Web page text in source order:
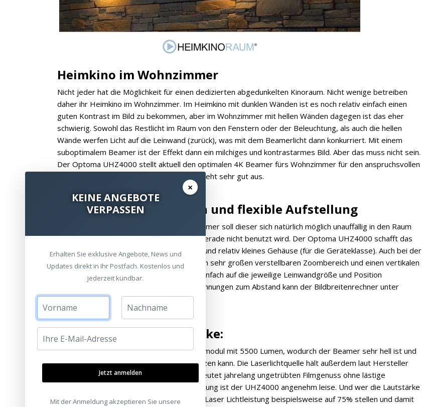
Heimkino im Wohnzimmer
Nicht jeder hat die Möglichkeit für einen dedizierten abgedunkelten Kinoraum. Nicht wenige betreiben
daher ihr Heimkino im Wohnzimmer. Im Heimkino mit dunklen Wänden ist es noch relativ einfach einen
guten Kontrast im Bild zu bekommen, aber im Wohnzimmer mit hellen Wänden dagegen ist das eher
schwierig. Sowohl das Restlicht im Raum von den Fenstern oder der Beleuchtung, als auch die hellen
Wände werfen Licht auf die Leinwand (zurück), was mit dem Beamerlicht dann konkurriert. Mit einem
suboptimalem Beamer ist der Effekt dann ein milchiges und kontrastarmes Bild. Aber das muss nicht sein.
Der Optoma UHZ4000 stellt aktuell den optimalen 4K Beamer fürs Wohnzimmer für den anspruchsvollen
Film- und Serienliebhaber dar. Auch Sport sieht sehr gut aus.
Wohnzimmerintegration und flexible Aufstellung
Bei der Nutzung des Beamers im Wohnzimmer soll dieser sich natürlich möglich unauffällig in den Raum
integrieren, insbesondere dann, wenn er gerade nicht benutzt wird. Der Optoma UHZ4000 schafft das
spielend, durch sein weißes, formschönes und relativ kleines Gehäuse (für die Geräteklasse). Auch bei der
Aufstellung zeigt er sich flexibel durch einen sehr großen verstellbaren Zoombereich und einen vertikalen
Lensshift von 15%. Dadurch kann er sehr einfach auf die jeweilige Leinwandgröße und Position
ausgerichtet werden. Für detailierte Berechnungen zum Abstand kann der Bildbreitenrechner unter
hkr.me/UHZ4000 benutzt werden.
Lichtquelle und Lautstärke:
Der Optoma UHZ4000 setzt auf ein Lasermodul mit 5500 Lumen, wodurch der Beamer sehr hell ist und
sich damit gut im hellen Raum in Szene setzen kann. Die Laserlichtquelle hält außerdem laut Hersteller
mindestens 20.000 Stunden lang. Das bedeutet jahrelang ungetrübten Filmgenuss ohne lästige
Lampenwechsel. Trotz der hohen Lichtleistung ist der UHZ4000 angenehm leise. Und wer die Lautstärke
fast unhörbar bekommen möchte kann die Laser Lichtleistung beispielsweise auf 75% stellen und damit
×
KEINE ANGEBOTE
VERPASSEN
Erhalten Sie exklusive Angebote, News und
Updates direkt in Ihr Postfach. Kostenlos und
jederzeit kündbar.
Jetzt anmelden
Mit der Anmeldung akzeptieren Sie unsere